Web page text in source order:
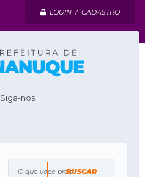
LOGIN / CADASTRO
Siga-nos
O que voce procura?